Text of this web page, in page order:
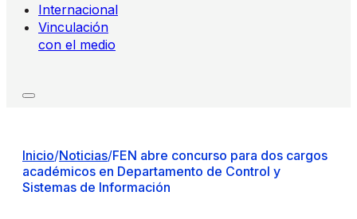
Internacional
Vinculación
con el medio
Inicio/Noticias/FEN abre concurso para dos cargos
académicos en Departamento de Control y
Sistemas de Información